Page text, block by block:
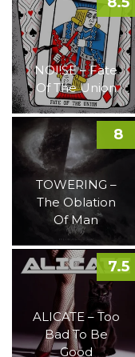
NOI!SE – Fate
Of The Union
TOWERING –
The Oblation
Of Man
8
ALICATE – Too
Bad To Be
Good
7.5